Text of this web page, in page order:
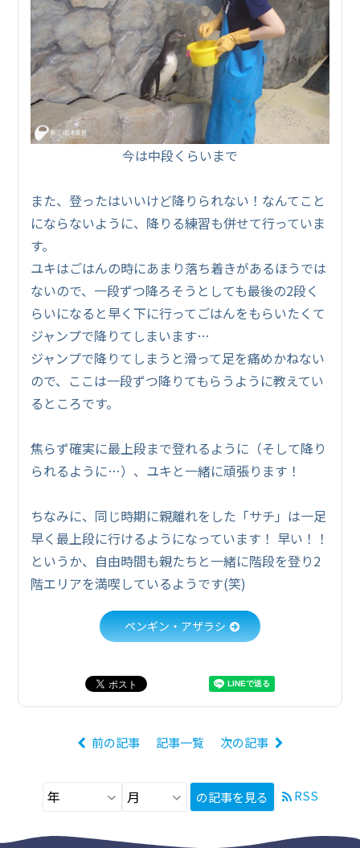
今は中段くらいまで
また、登ったはいいけど降りられない！なんてこと
にならないように、降りる練習も併せて行っていま
す。
ユキはごはんの時にあまり落ち着きがあるほうでは
ないので、一段ずつ降ろそうとしても最後の2段く
らいになると早く下に行ってごはんをもらいたくて
ジャンプで降りてしまいます…
ジャンプで降りてしまうと滑って足を痛めかねない
ので、ここは一段ずつ降りてもらうように教えてい
るところです。
焦らず確実に最上段まで登れるように（そして降り
られるように…）、ユキと一緒に頑張ります！
ちなみに、同じ時期に親離れをした「サチ」は一足
早く最上段に行けるようになっています！ 早い！！
というか、自由時間も親たちと一緒に階段を登り2
階エリアを満喫しているようです(笑)
ペンギン・アザラシ
前の記事 記事一覧 次の記事
の記事を見る RSS